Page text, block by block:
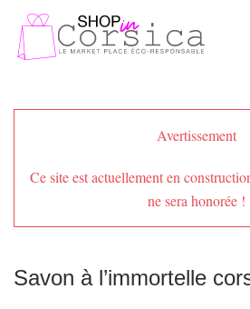
Passer au contenu principal
Avertissement
Ce site est actuellement en
ne sera honorée !
Savon à l’immortelle